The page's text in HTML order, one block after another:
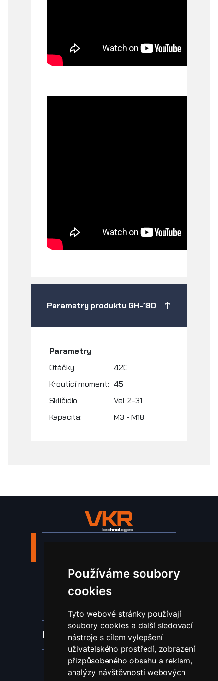
Používáme soubory
cookies
Tyto webové stránky používají
soubory cookies a další sledovací
nástroje s cílem vylepšení
uživatelského prostředí, zobrazení
přizpůsobeného obsahu a reklam,
analýzy návštěvnosti webových
Parametry produktu GH-18D
Parametry
Otáčky:
420
Krouticí moment: 45
Sklíčidlo:
Vel. 2-31
Kapacita:
M3 - M18
Nástroje pro ohraňovací lisy
Náhradní díly pro vodní paprsek
Laserové svařování